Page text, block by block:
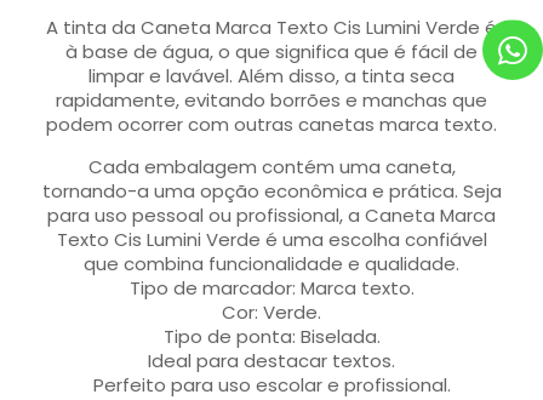
A tinta da Caneta Marca Texto Cis Lumini Verde é
à base de água, o que significa que é fácil de
limpar e lavável. Além disso, a tinta seca
rapidamente, evitando borrões e manchas que
podem ocorrer com outras canetas marca texto.
Cada embalagem contém uma caneta,
tornando-a uma opção econômica e prática. Seja
para uso pessoal ou profissional, a Caneta Marca
Texto Cis Lumini Verde é uma escolha confiável
que combina funcionalidade e qualidade.
Tipo de marcador: Marca texto.
Cor: Verde.
Tipo de ponta: Biselada.
Ideal para destacar textos.
Perfeito para uso escolar e profissional.